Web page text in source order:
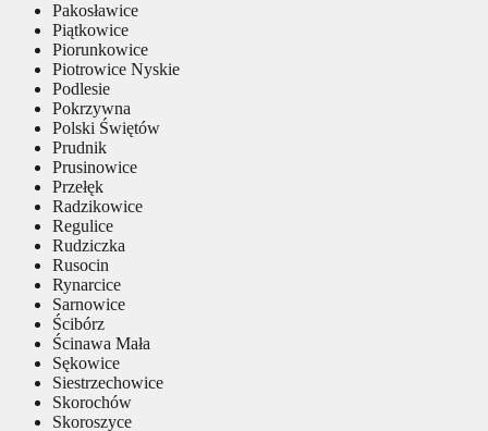
Pakosławice
Piątkowice
Piorunkowice
Piotrowice Nyskie
Podlesie
Pokrzywna
Polski Świętów
Prudnik
Prusinowice
Przełęk
Radzikowice
Regulice
Rudziczka
Rusocin
Rynarcice
Sarnowice
Ścibórz
Ścinawa Mała
Sękowice
Siestrzechowice
Skorochów
Skoroszyce